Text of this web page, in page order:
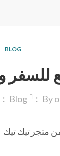
BLOG
Blog